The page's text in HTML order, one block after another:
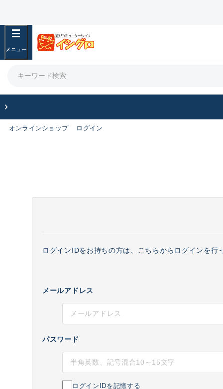
オンラインショップ ログイン
ログインIDをお持ちの方は、こちらからログインを行
メールアドレス
パスワード
ログインIDを記憶する